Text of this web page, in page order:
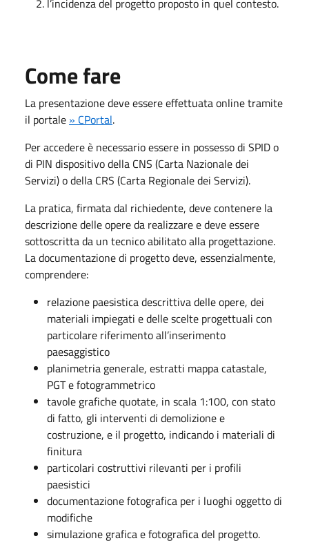
l’incidenza del progetto proposto in quel contesto.
Come fare
La presentazione deve essere effettuata online tramite
il portale » CPortal.
Per accedere è necessario essere in possesso di SPID o
di PIN dispositivo della CNS (Carta Nazionale dei
Servizi) o della CRS (Carta Regionale dei Servizi).
La pratica, firmata dal richiedente, deve contenere la
descrizione delle opere da realizzare e deve essere
sottoscritta da un tecnico abilitato alla progettazione.
La documentazione di progetto deve, essenzialmente,
comprendere:
relazione paesistica descrittiva delle opere, dei
materiali impiegati e delle scelte progettuali con
particolare riferimento all’inserimento
paesaggistico
planimetria generale, estratti mappa catastale,
PGT e fotogrammetrico
tavole grafiche quotate, in scala 1:100, con stato
di fatto, gli interventi di demolizione e
costruzione, e il progetto, indicando i materiali di
finitura
particolari costruttivi rilevanti per i profili
paesistici
documentazione fotografica per i luoghi oggetto di
modifiche
simulazione grafica e fotografica del progetto.